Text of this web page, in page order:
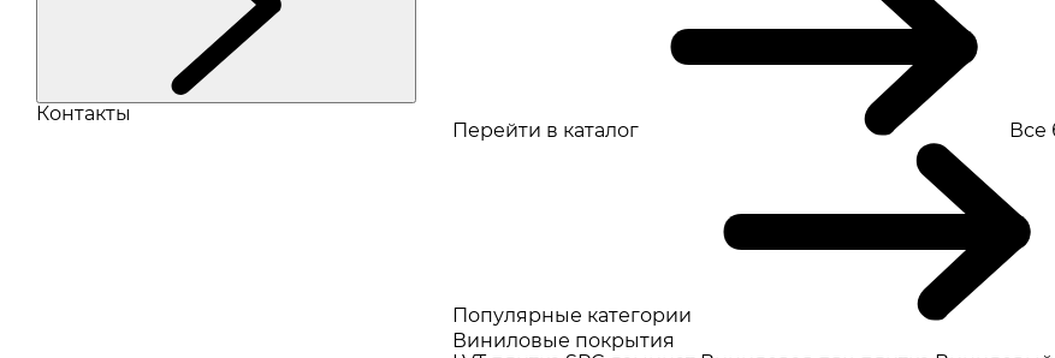
Контакты
Перейти в каталог Все
Популярные категории
Виниловые покрытия